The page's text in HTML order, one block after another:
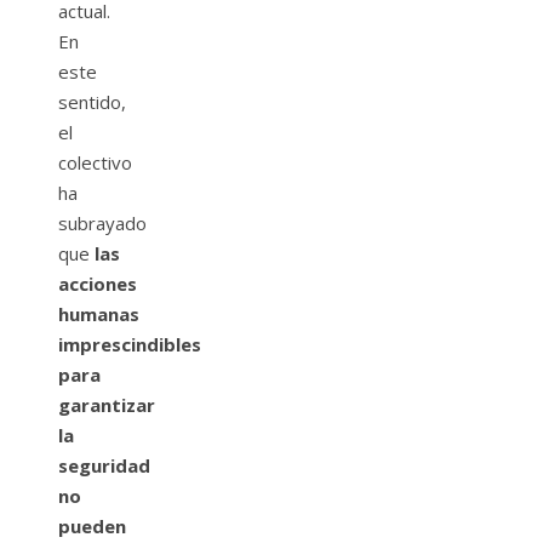
actual.
En
este
sentido,
el
colectivo
ha
subrayado
que las
acciones
humanas
imprescindibles
para
garantizar
la
seguridad
no
pueden